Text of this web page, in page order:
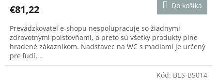
je
z
5
hviezdičiek.
€81,22 Do košíka
Prevádzkovateľ e-shopu nespolupracuje so žiadnymi
zdravotnými poisťovňami, a preto sú všetky produkty plne
hradené zákazníkom. Nadstavec na WC s madlami je určený
pre ľudí,...
Kód: BES-BS014